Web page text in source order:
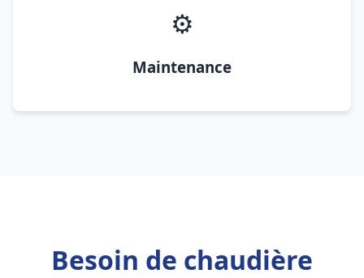
⚙️
Maintenance
Besoin de chaudière